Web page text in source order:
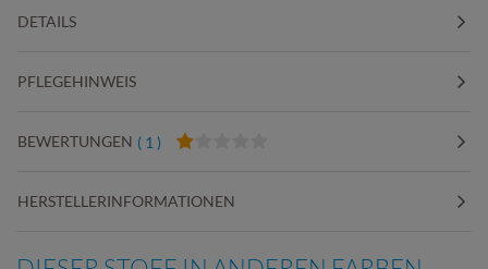
DETAILS
PFLEGEHINWEIS
BEWERTUNGEN ( 1 )
HERSTELLERINFORMATIONEN